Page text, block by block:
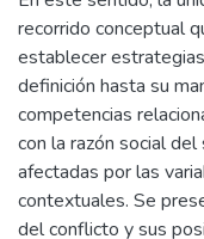
recorrido conceptual
establecer
definición hasta su
competencias
con la razón social
afectadas por las
contextuales. Se
del conflicto y sus